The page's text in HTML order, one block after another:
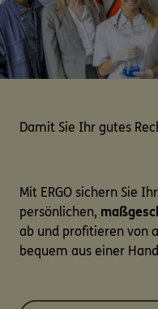
Damit Sie Ihr gutes
Mit ERGO sichern Sie
persönlichen,
ab und profitieren von
bequem aus einer